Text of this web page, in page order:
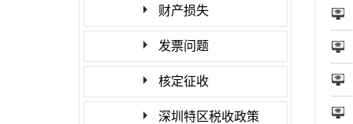
财产损失
发票问题
核定征收
深圳特区税收政策